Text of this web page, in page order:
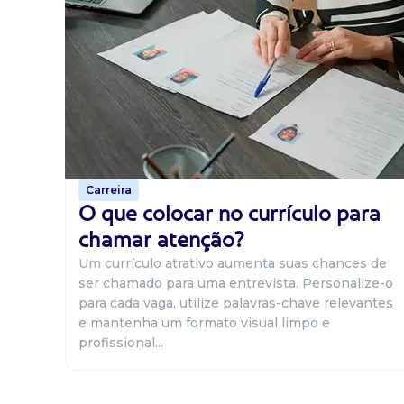
Carreira
O que colocar no currículo para
chamar atenção?
Um currículo atrativo aumenta suas chances de
ser chamado para uma entrevista. Personalize-o
para cada vaga, utilize palavras-chave relevantes
e mantenha um formato visual limpo e
profissional...